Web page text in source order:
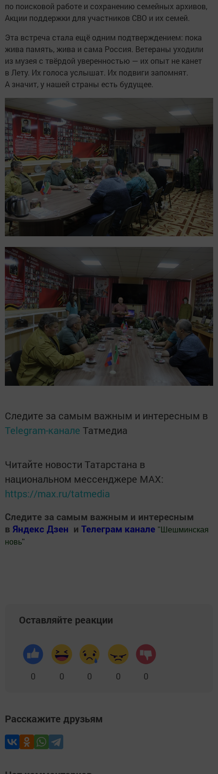
по поисковой работе и сохранению семейных архивов,
Акции поддержки для участников СВО и их семей.
Эта встреча стала ещё одним подтверждением: пока
жива память, жива и сама Россия. Ветераны уходили
из музея с твёрдой уверенностью — их опыт не канет
в Лету. Их голоса услышат. Их подвиги запомнят.
А значит, у нашей страны есть будущее.
Следите за самым важным и интересным в
Telegram-канале Татмедиа
Читайте новости Татарстана в
национальном мессенджере MАХ:
https://max.ru/tatmedia
Следите за самым важным и интересным
в Яндекс Дзен и Телеграм канале " Шешминская
новь"
Оставляйте реакции
0 0 0 0 0
Расскажите друзьям